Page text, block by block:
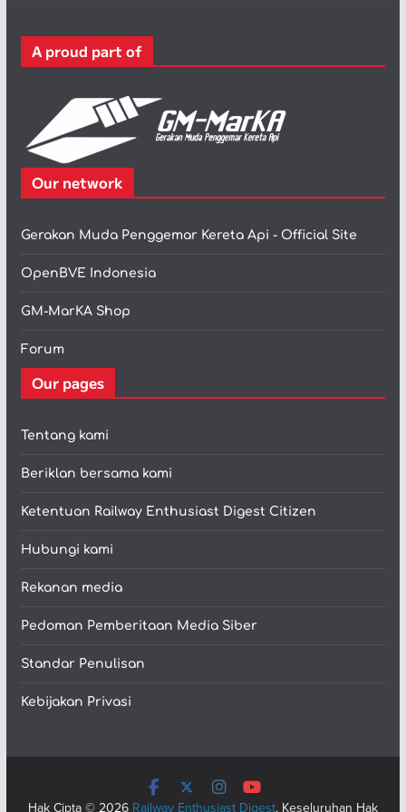
i
A proud part of
Our network
Gerakan Muda Penggemar Kereta Api - Official Site
OpenBVE Indonesia
GM-MarKA Shop
Forum
Our pages
Tentang kami
Beriklan bersama kami
Ketentuan Railway Enthusiast Digest Citizen
Hubungi kami
Rekanan media
Pedoman Pemberitaan Media Siber
Standar Penulisan
Kebijakan Privasi
Hak Cipta © 2026 Railway Enthusiast Digest. Keseluruhan Hak